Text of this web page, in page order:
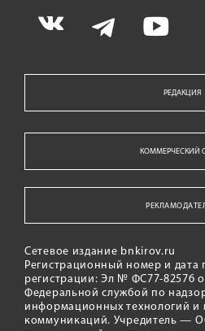
РЕДАКЦИЯ
КОММЕРЧЕСКИЙ
Сетевое издание bnkirov.ru
Регистрационный номер и дата
регистрации: Эл № ФС77-82576
Федеральной службой по
информационных технологий и
коммуникаций. Учредитель —